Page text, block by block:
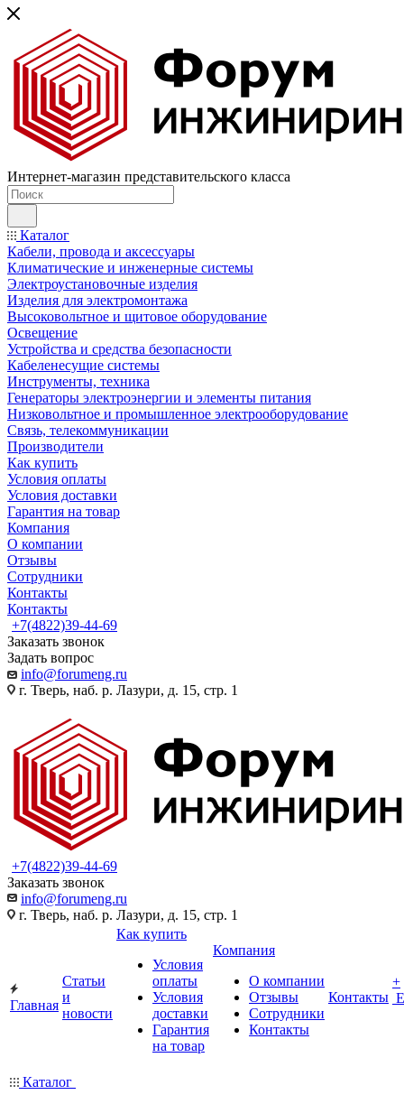
Интернет-магазин представительского класса
Каталог
Кабели, провода и аксессуары
Климатические и инженерные системы
Электроустановочные изделия
Изделия для электромонтажа
Высоковольтное и щитовое оборудование
Освещение
Устройства и средства безопасности
Кабеленесущие системы
Инструменты, техника
Генераторы электроэнергии и элементы питания
Низковольтное и промышленное электрооборудование
Связь, телекоммуникации
Производители
Как купить
Условия оплаты
Условия доставки
Гарантия на товар
Компания
О компании
Отзывы
Сотрудники
Контакты
Контакты
+7(4822)39-44-69
Заказать звонок
Задать вопрос
info@forumeng.ru
г. Тверь, наб. р. Лазури, д. 15, стр. 1
+7(4822)39-44-69
Заказать звонок
info@forumeng.ru
г. Тверь, наб. р. Лазури, д. 15, стр. 1
Главная
Статьи
и
новости
Как купить
Условия
оплаты
Условия
доставки
Гарантия
на товар
Компания
О компании
Отзывы
Сотрудники
Контакты
Контакты
+
Каталог